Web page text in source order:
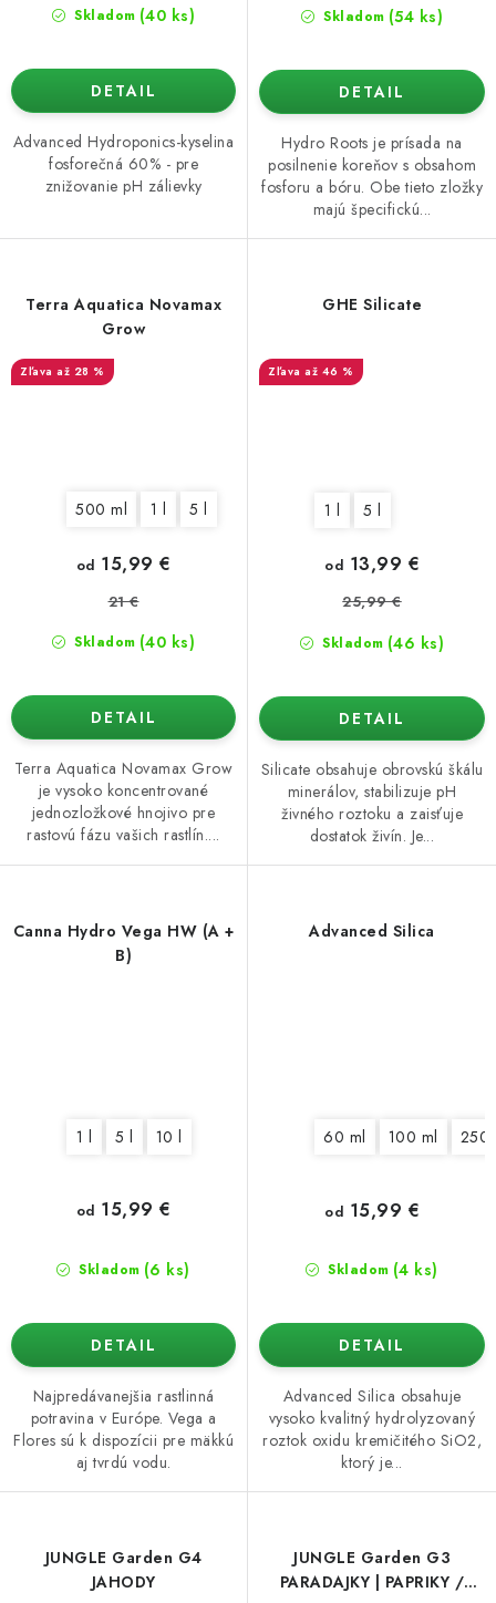
Skladom (40 ks)
DETAIL
Advanced Hydroponics-kyselina
fosforečná 60% - pre
znižovanie pH zálievky
Skladom (54 ks)
DETAIL
Hydro Roots je prísada na
posilnenie koreňov s obsahom
fosforu a bóru. Obe tieto zložky
majú špecifickú...
Terra Aquatica Novamax
Grow
až 28 %
500 ml 1 l 5 l
Skladom (40 ks)
od 15,99 €
21 €
DETAIL
Terra Aquatica Novamax Grow
je vysoko koncentrované
jednozložkové hnojivo pre
rastovú fázu vašich rastlín....
GHE Silicate
až 46 %
1 l 5 l
Skladom (46 ks)
od 13,99 €
25,99 €
DETAIL
Silicate obsahuje obrovskú škálu
minerálov, stabilizuje pH
živného roztoku a zaisťuje
dostatok živín. Je...
Canna Hydro Vega HW (A +
B)
1 l 5 l 10 l
Skladom (6 ks)
od 15,99 €
DETAIL
Najpredávanejšia rastlinná
potravina v Európe. Vega a
Flores sú k dispozícii pre mäkkú
aj tvrdú vodu.
Advanced Silica
60 ml 100 ml 250
Skladom (4 ks)
od 15,99 €
DETAIL
Advanced Silica obsahuje
vysoko kvalitný hydrolyzovaný
roztok oxidu kremičitého SiO2,
ktorý je...
JUNGLE Garden G4
JAHODY
JUNGLE Garden G3
PARADAJKY | PAPRIKY /